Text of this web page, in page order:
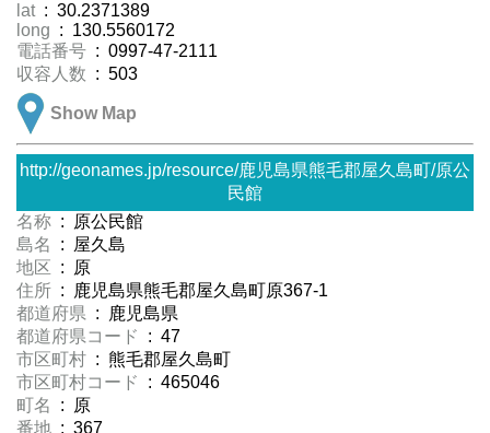
lat : 30.2371389
long : 130.5560172
電話番号 : 0997-47-2111
収容人数 : 503
Show Map
http://geonames.jp/resource/鹿児島県熊毛郡屋久島町/原公
民館
名称 : 原公民館
島名
: 屋久島
地区 : 原
住所 : 鹿児島県熊毛郡屋久島町原367-1
都道府県 : 鹿児島県
都道府県コード
: 47
市区町村 : 熊毛郡屋久島町
市区町村コード
: 465046
町名
: 原
番地 : 367